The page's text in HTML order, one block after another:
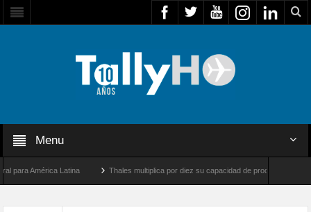
Menu
América Latina Thales multiplica por diez su capacidad de producción de